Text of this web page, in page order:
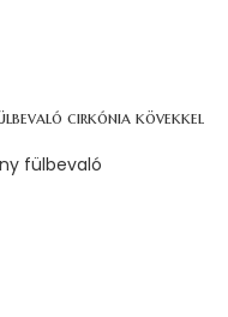
cirkónia kövekkel
fülbevaló